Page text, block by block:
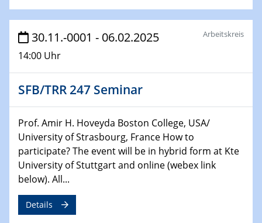
29.01.2025
Physikalisches Kolloquium
Decoding mRNA translation: Computational and
experimental approaches to understanding gene
expression
29.01.2025
30.01.2025
WIN & CENIDE Seminar Series on 2D-
MATURE
30.01.2025
Talk Prof. Erwin Reisner
30.11.-0001 - 06.02.2025
14:00 Uhr
Arbeitskreis
SFB/TRR 247 Seminar
Prof. Amir H. Hoveyda Boston College, USA/
University of Strasbourg, France How to
participate? The event will be in hybrid form at Kte
University of Stuttgart and online (webex link
below). All...
Details